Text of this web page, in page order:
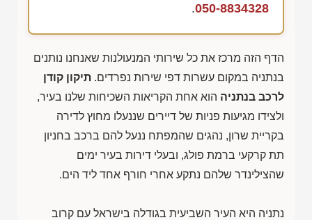
050-8834328
.
הדף הזה מרכז את כל שירותי המנעולנות שאנחנו נותנים
בנתניה במקום עשרות דפי שירות נפרדים. תיקון קודן
לרכב בנתניה הוא אחת הקריאות השכיחות שלנו בעיר,
ולצידו מגיעות פניות של דיירים שננעלו מחוץ לדירה
בקריית שרון, נהגים שהמפתח ננעל להם ברכב בחניון
תת קרקעי ברמת פולג, ובעלי דירות בעיר ימים
שהצילינדר שלהם נתקע אחרי חורף אחד ליד הים.
נתניה היא העיר השביעית בגודלה בישראל עם קרוב